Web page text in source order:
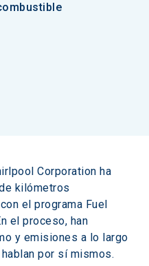
Corporation ha
kilómetros
el programa Fuel
el proceso, han
y emisiones a lo largo
por sí mismos.